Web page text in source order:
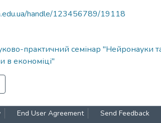
handle/123456789/19118
практичний семінар "Нейронауки
в економіці"
End User Agreement Send Feedback